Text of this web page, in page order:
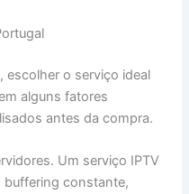
o serviço ideal
alguns fatores
antes da compra.
Um serviço IPTV
buffering constante,